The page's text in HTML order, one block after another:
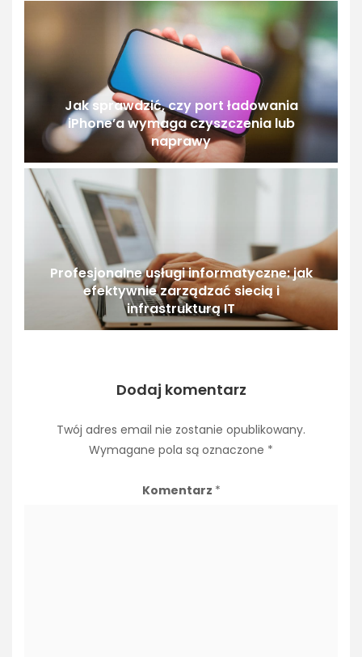
Jak sprawdzić, czy port ładowania
iPhone’a wymaga czyszczenia lub
naprawy
Profesjonalne usługi informatyczne: jak
efektywnie zarządzać siecią i
infrastrukturą IT
Dodaj komentarz
Twój adres email nie zostanie opublikowany.
Wymagane pola są oznaczone *
Komentarz *